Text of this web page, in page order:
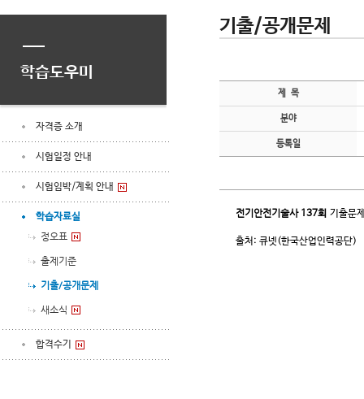
학습도우미
자격증 소개
시험일정 안내
시험임박/계획 안내
학습자료실
정오표
출제기준
기출/공개문제
새소식
합격수기
기출/공개문제
제 목
분야
등록일
전기안전기술사 137회 기출문
출처: 큐넷(한국산업인력공단)